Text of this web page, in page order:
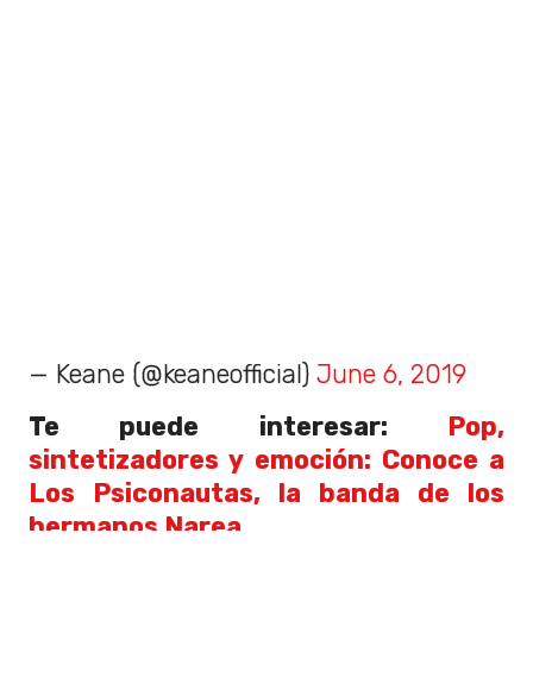
— Keane (@keaneofficial) June 6, 2019
Te puede interesar: Pop,
sintetizadores y emoción: Conoce a
Los Psiconautas, la banda de los
hermanos Narea